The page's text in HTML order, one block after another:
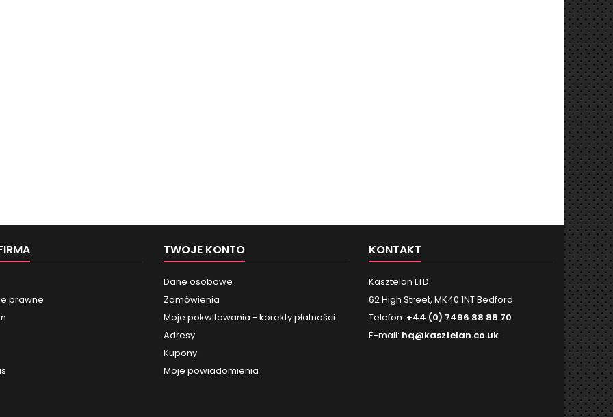
prawne
TWOJE KONTO
Dane osobowe
Zamówienia
Moje pokwitowania - korekty płatności
Adresy
Kupony
Moje powiadomienia
KONTAKT
Kasztelan LTD.
62 High Street, MK40 1NT Bedford
Telefon: +44 (0) 7496 88 88 70
E-mail: hq@kasztelan.co.uk